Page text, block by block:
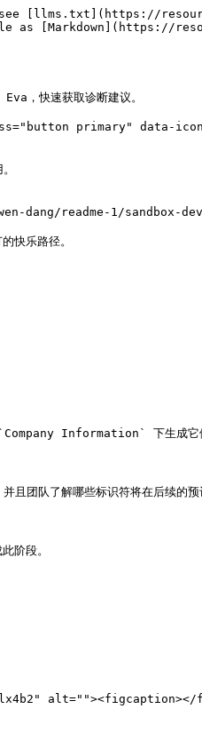
[llms.txt](https://
[Markdown](https://
，快速获取诊断建议。
primary" data-
wen-dang/readme-1/
快乐路径。
Information` 下生成
团队了解哪些标识符将在后续的预
阶段。